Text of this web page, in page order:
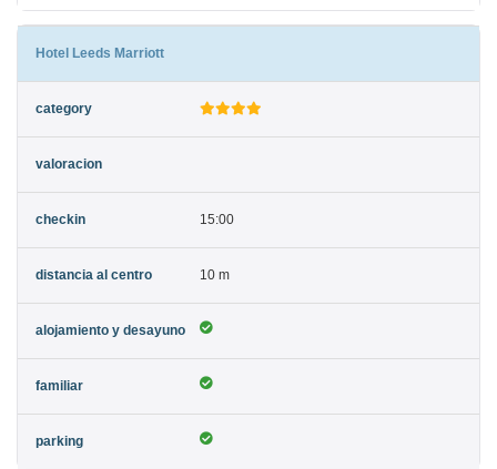
Hotel Leeds Marriott
15:00
10 m